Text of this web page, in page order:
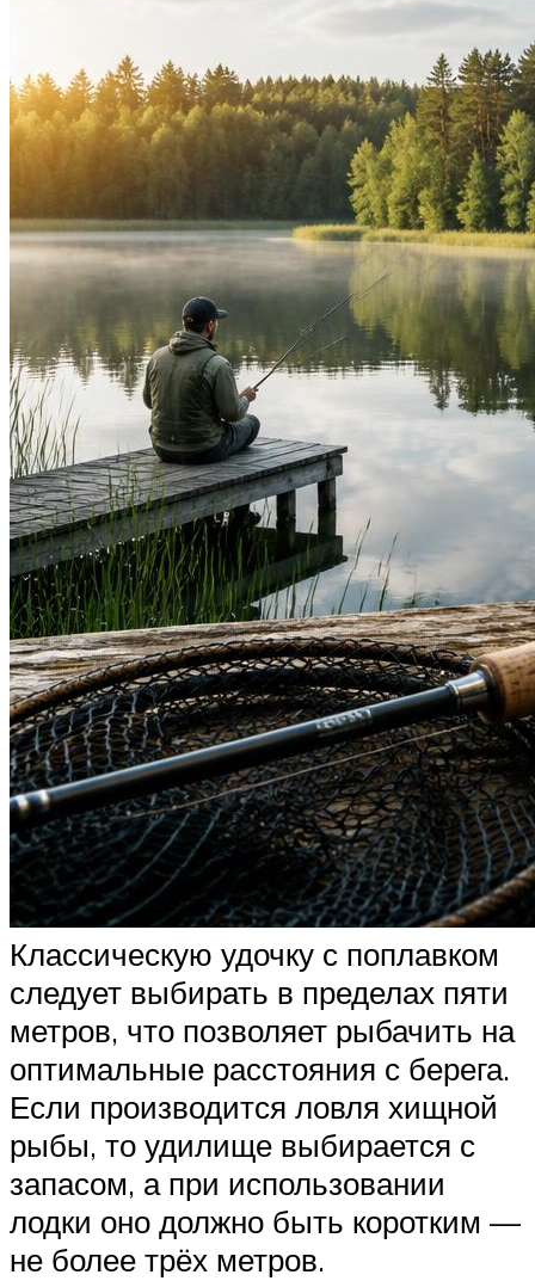
Классическую удочку с поплавком
следует выбирать в пределах пяти
метров, что позволяет рыбачить на
оптимальные расстояния с берега.
Если производится ловля хищной
рыбы, то удилище выбирается с
запасом, а при использовании
лодки оно должно быть коротким —
не более трёх метров.